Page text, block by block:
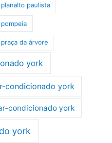
paulista
da árvore
york
condicionado york
condicionado york
york